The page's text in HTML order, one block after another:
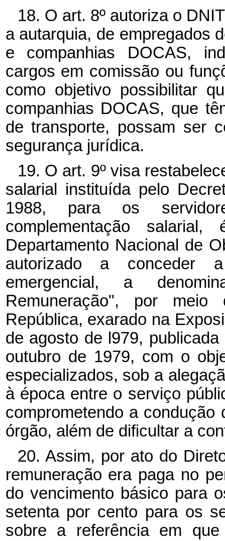
18. O art. 8º autoriza o
a autarquia, de empregados
e companhias DOCAS,
cargos em comissão ou
como objetivo possibilitar
companhias DOCAS, que
de transporte, possam ser
segurança jurídica.
19. O art. 9º visa
salarial instituída pelo
1988, para os
complementação
Departamento Nacional de
autorizado a conceder
emergencial, a
Remuneração", por
República, exarado na
de agosto de l979,
outubro de 1979, com o
especializados, sob a
à época entre o serviço
comprometendo a
órgão, além de dificultar a
20. Assim, por ato do
remuneração era paga no
do vencimento básico para
setenta por cento para os
sobre a referência em